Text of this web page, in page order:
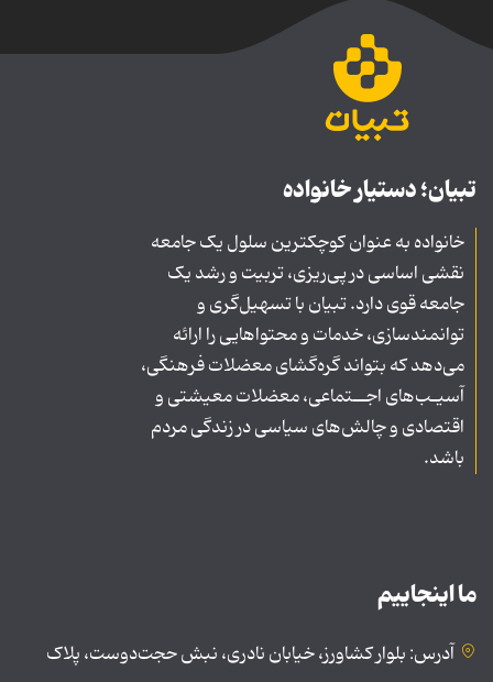
تبیان؛ دستیار خانواده
خانواده به عنوان کوچکترین سلول یک جامعه
نقشی اساسی در پی‌ریزی، تربیت و رشد یک
جامعه قوی دارد. تبیان با تسهیل‌گری و
توانمندسازی، خدمات و محتواهایی را ارائه
می‌دهد که بتواند گره‌گشای معضلات فرهنگی،
آسیـب‌های اجــتماعی، معضلات معیشتی و
اقتصادی و چالش‌های سیاسی در زندگی مردم
باشد.
ما اینجاییم
آدرس: بلوار کشاورز، خیابان نادری، نبش حجت‌دوست، پلاک